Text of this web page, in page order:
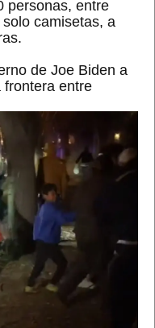
personas, entre
camisetas, a
de Joe Biden a
frontera entre